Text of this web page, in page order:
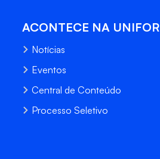
ACONTECE NA UNIFOR
Notícias
Eventos
Central de Conteúdo
Processo Seletivo